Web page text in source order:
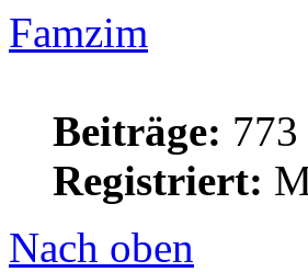
Famzim
Beiträge: 773
Registriert:
Nach oben